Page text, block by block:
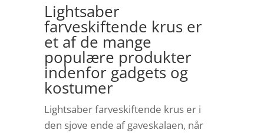
Lightsaber
farveskiftende krus er
et af de mange
populære produkter
indenfor gadgets og
kostumer
Lightsaber farveskiftende krus er i
den sjove ende af gaveskalaen, når